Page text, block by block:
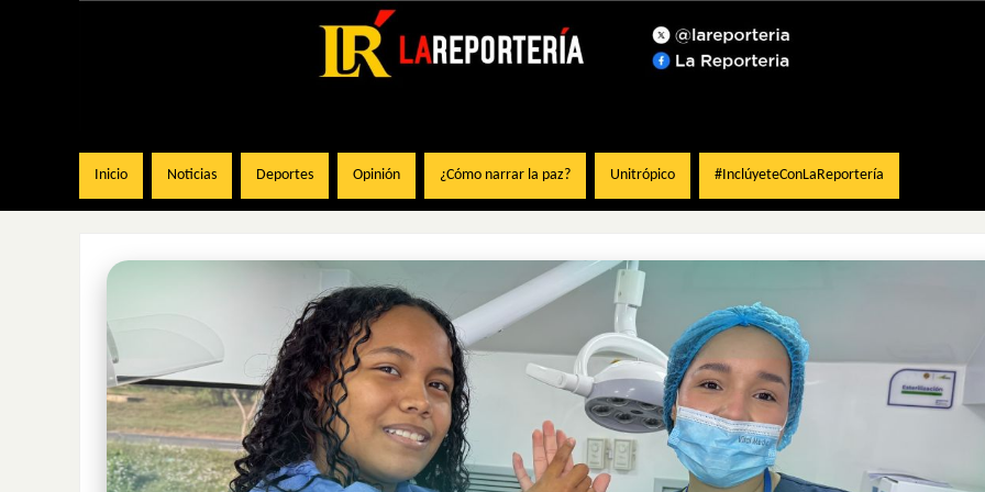
Inicio Noticias Deportes Opinión ¿Cómo narrar la paz? Unitrópico #InclúyeteConLaReportería